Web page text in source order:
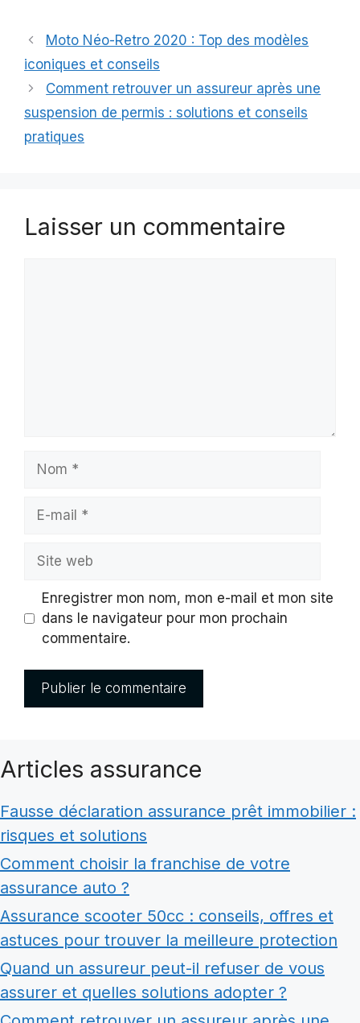
Moto Néo-Retro 2020 : Top des modèles
iconiques et conseils
Comment retrouver un assureur après une
suspension de permis : solutions et conseils
pratiques
Laisser un commentaire
Nom
Site
Enregistrer mon nom, mon e-mail et mon site
dans le navigateur pour mon prochain
commentaire.
Articles assurance
Fausse déclaration assurance prêt immobilier :
risques et solutions
Comment choisir la franchise de votre
assurance auto ?
Assurance scooter 50cc : conseils, offres et
astuces pour trouver la meilleure protection
Quand un assureur peut-il refuser de vous
assurer et quelles solutions adopter ?